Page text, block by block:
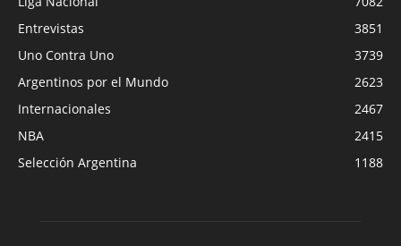
Entrevistas
3851
Uno Contra Uno
3739
Argentinos por el Mundo
2623
Internacionales
2467
NBA
2415
Selección Argentina
1188